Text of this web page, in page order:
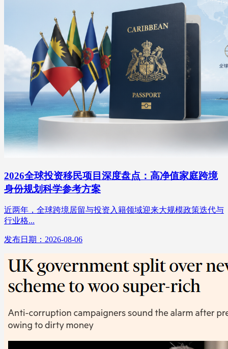
2026全球投资移民项目深度盘点：高净值家庭跨境
身份规划科学参考方案
近两年，全球跨境居留与投资入籍领域迎来大规模政策迭代与
行业格...
发布日期：2026-08-06